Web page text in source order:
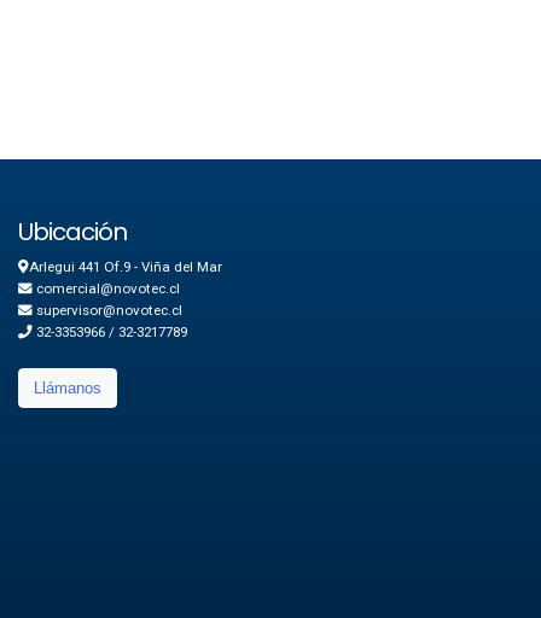
Ubicación
Arlegui 441 Of.9 - Viña del Mar
comercial@novotec.cl
supervisor@novotec.cl
32-3353966 / 32-3217789
Llámanos